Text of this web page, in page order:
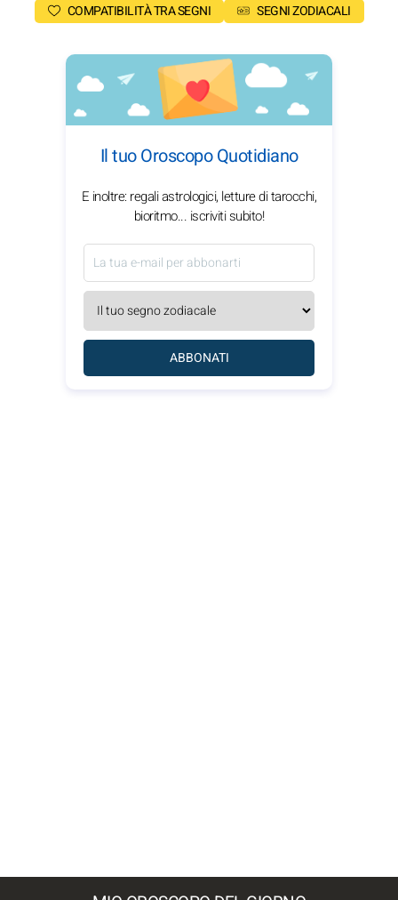
COMPATIBILITÀ TRA SEGNI
SEGNI ZODIACALI
Il tuo Oroscopo Quotidiano
E inoltre: regali astrologici, letture di tarocchi,
bioritmo... iscriviti subito!
ABBONATI